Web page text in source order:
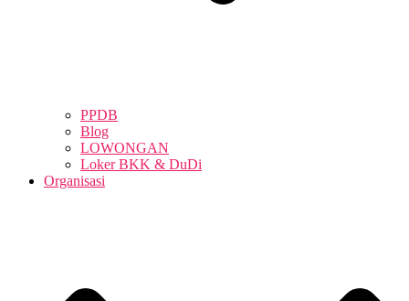
PPDB
Blog
LOWONGAN
Loker BKK & DuDi
Organisasi